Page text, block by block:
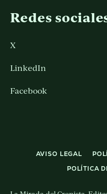
Redes
X
LinkedIn
Facebook
AVISO LEGAL
POLÍTICA